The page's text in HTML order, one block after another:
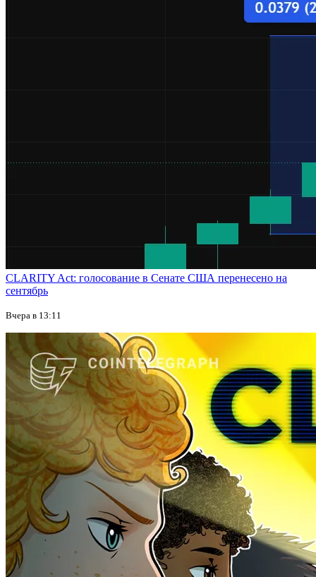
CLARITY Act: голосование в Сенате США перенесено на
сентябрь
Вчера в 13:11